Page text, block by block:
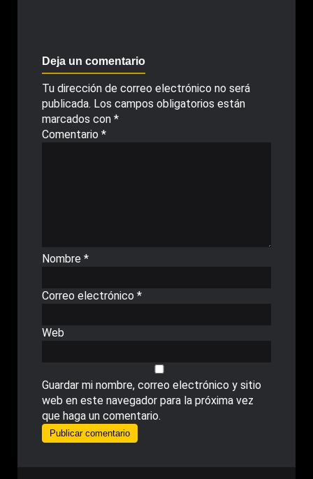
Deja un comentario
Tu dirección de correo electrónico no será
publicada. Los campos obligatorios están
marcados con *
Comentario *
Nombre *
Correo electrónico *
Web
Guardar mi nombre, correo electrónico y sitio
web en este navegador para la próxima vez
que haga un comentario.